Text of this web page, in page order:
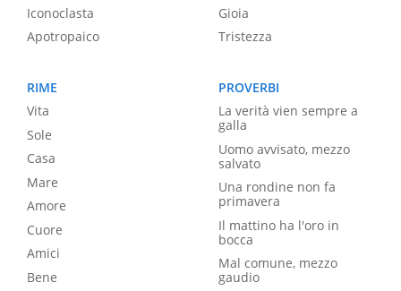
Iconoclasta
Apotropaico
Gioia
Tristezza
RIME
Vita
Sole
Casa
Mare
Amore
Cuore
Amici
Bene
PROVERBI
La verità vien sempre a
galla
Uomo avvisato, mezzo
salvato
Una rondine non fa
primavera
Il mattino ha l'oro in
bocca
Mal comune, mezzo
gaudio